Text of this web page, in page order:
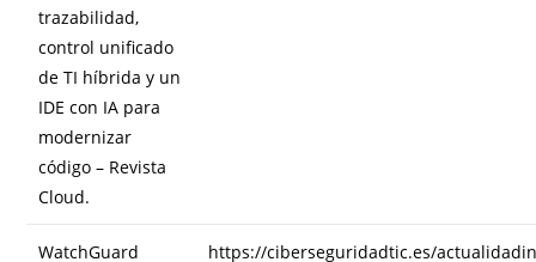
trazabilidad,
control unificado
de TI híbrida y un
IDE con IA para
modernizar
código – Revista
Cloud.
WatchGuard
https://ciberseguridadtic.es/